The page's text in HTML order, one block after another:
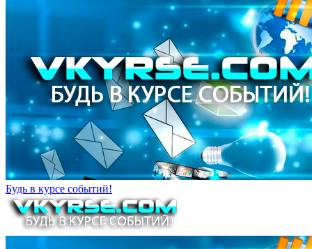
Будь в курсе событий!